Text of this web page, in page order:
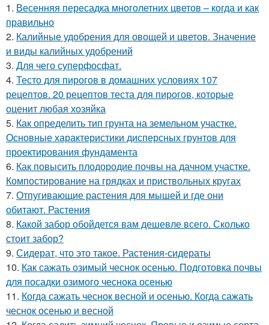
1. Весенняя пересадка многолетних цветов – когда и как
правильно
2. Калийные удобрения для овощей и цветов. Значение
и виды калийных удобрений
3. Для чего суперфосфат.
4. Тесто для пирогов в домашних условиях 107
рецептов. 20 рецептов теста для пирогов, которые
оценит любая хозяйка
5. Как определить тип грунта на земельном участке.
Основные характеристики дисперсных грунтов для
проектирования фундамента
6. Как повысить плодородие почвы на дачном участке.
Компостирование на грядках и приствольных кругах
7. Отпугивающие растения для мышей и где они
обитают. Растения
8. Какой забор обойдется вам дешевле всего. Сколько
стоит забор?
9. Сидерат, что это такое. Растения-сидераты
10. Как сажать озимый чеснок осенью. Подготовка почвы
для посадки озимого чеснока осенью
11. Когда сажать чеснок весной и осенью. Когда сажать
чеснок осенью и весной